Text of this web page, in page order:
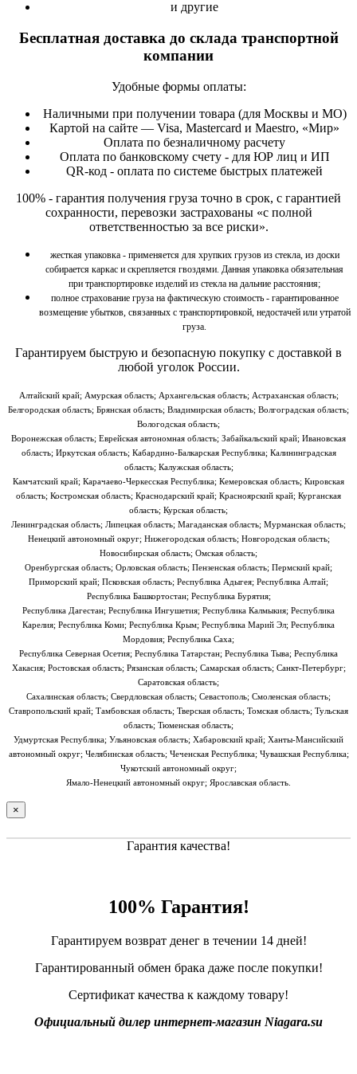
и другие
Бесплатная доставка до склада транспортной
компании
Удобные формы оплаты:
Наличными при получении товара (для Москвы и МО)
Картой на сайте — Visa, Mastercard и Maestro, «Мир»
Оплата по безналичному расчету
Оплата по банковскому счету - для ЮР лиц и ИП
QR-код - оплата по системе быстрых платежей
100% - гарантия получения груза точно в срок, с гарантией
сохранности, перевозки застрахованы «с полной
ответственностью за все риски».
жесткая упаковка - применяется для хрупких грузов из стекла, из доски
собирается каркас и скрепляется гвоздями. Данная упаковка обязательная
при транспортировке изделий из стекла на дальние расстояния;
полное страхование груза на фактическую стоимость - гарантированное
возмещение убытков, связанных с транспортировкой, недостачей или утратой
груза.
Гарантируем быструю и безопасную покупку с доставкой в
любой уголок России.
Алтайский край; Амурская область; Архангельская область; Астраханская область;
Белгородская область; Брянская область; Владимирская область; Волгоградская область;
Вологодская область;
Воронежская область; Еврейская автономная область; Забайкальский край; Ивановская
область; Иркутская область; Кабардино-Балкарская Республика; Калининградская
область; Калужская область;
Камчатский край; Карачаево-Черкесская Республика; Кемеровская область; Кировская
область; Костромская область; Краснодарский край; Красноярский край; Курганская
область; Курская область;
Ленинградская область; Липецкая область; Магаданская область; Мурманская область;
Ненецкий автономный округ; Нижегородская область; Новгородская область;
Новосибирская область; Омская область;
Оренбургская область; Орловская область; Пензенская область; Пермский край;
Приморский край; Псковская область; Республика Адыгея; Республика Алтай;
Республика Башкортостан; Республика Бурятия;
Республика Дагестан; Республика Ингушетия; Республика Калмыкия; Республика
Карелия; Республика Коми; Республика Крым; Республика Марий Эл; Республика
Мордовия; Республика Саха;
Республика Северная Осетия; Республика Татарстан; Республика Тыва; Республика
Хакасия; Ростовская область; Рязанская область; Самарская область; Санкт-Петербург;
Саратовская область;
Сахалинская область; Свердловская область; Севастополь; Смоленская область;
Ставропольский край; Тамбовская область; Тверская область; Томская область; Тульская
область; Тюменская область;
Удмуртская Республика; Ульяновская область; Хабаровский край; Ханты-Мансийский
автономный округ; Челябинская область; Чеченская Республика; Чувашская Республика;
Чукотский автономный округ;
Ямало-Ненецкий автономный округ; Ярославская область.
×
Гарантия качества!
100% Гарантия!
Гарантируем возврат денег в течении 14 дней!
Гарантированный обмен брака даже после покупки!
Сертификат качества к каждому товару!
Официальный дилер интернет-магазин Niagara.su